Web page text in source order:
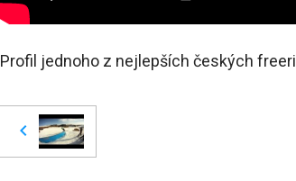
Profil jednoho z nejlepších českých